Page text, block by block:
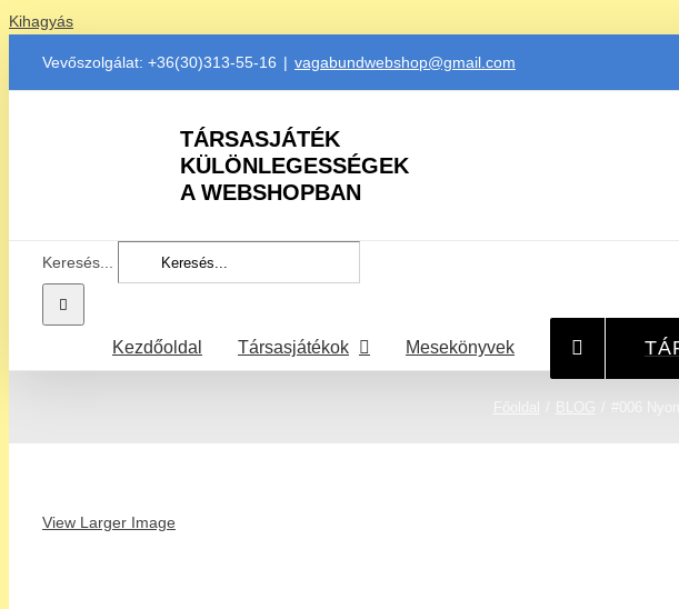
Kihagyás
Vevőszolgálat: +36(30)313-55-16 | vagabundwebshop@gmail.com
TÁRSASJÁTÉK
KÜLÖNLEGESSÉGEK
A WEBSHOPBAN
Keresés...
Kezdőoldal Társasjátékok Mesekönyvek
View Larger Image